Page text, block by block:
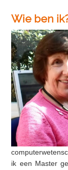
Wie ben
ik een Master